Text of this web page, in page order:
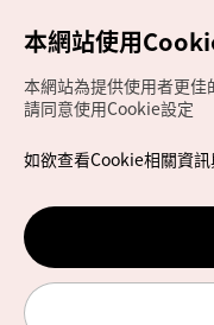
Copyrights (c) 韓國觀
如有相關疑問或建議
chinese_big5@knto.or.kr
本網站使用
本網站為提供使用者更
請同意使用Cookie設定
如欲查看Cookie相關資